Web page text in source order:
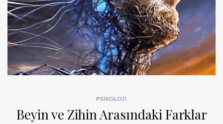
PSİKOLOJİ
Beyin ve Zihin Arasındaki Farklar